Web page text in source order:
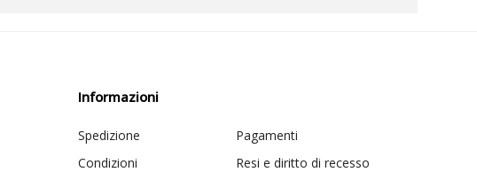
Informazioni
Spedizione
Pagamenti
Condizioni
Resi e diritto di recesso